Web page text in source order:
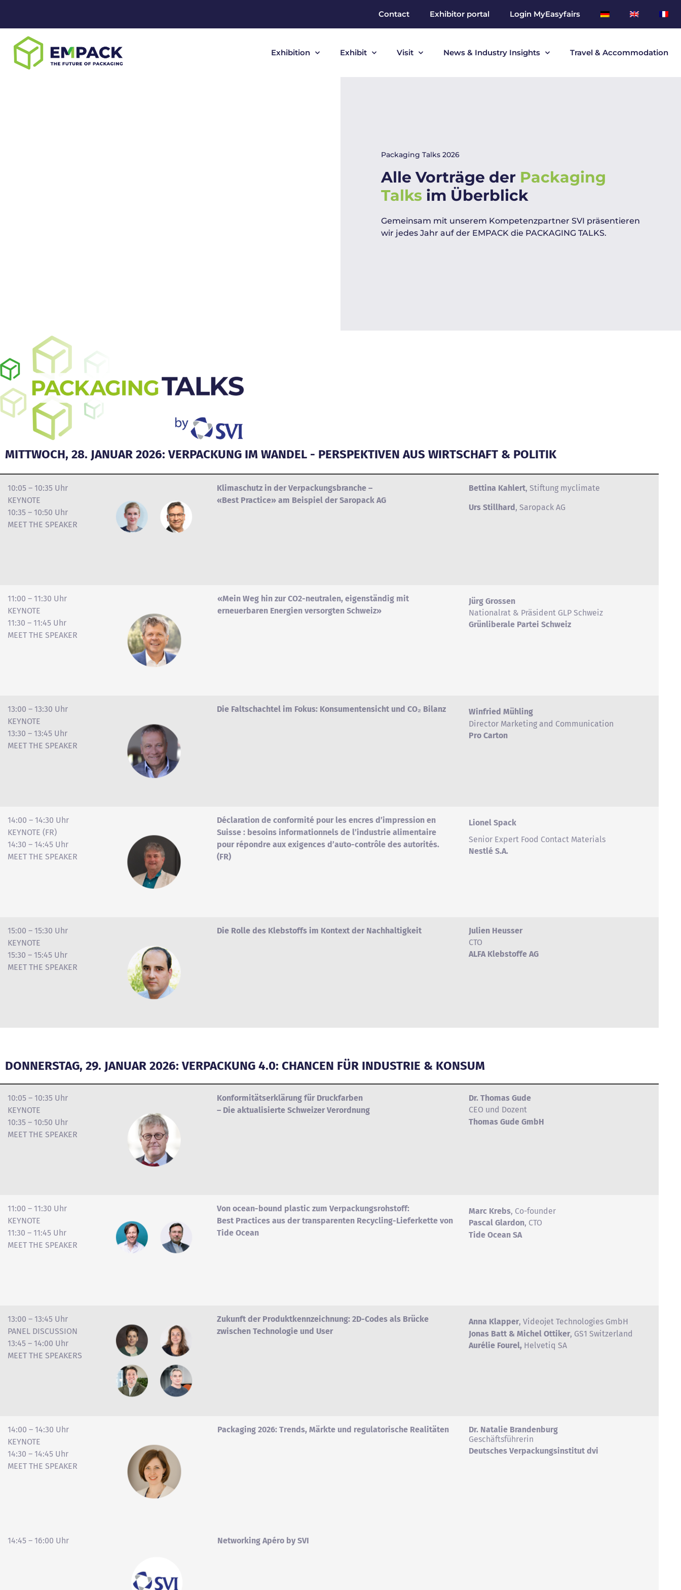
Contact Exhibitor portal Login MyEasyfairs
Exhibition Exhibit Visit News & Industry Insights Travel & Accommodation
Packaging Talks 2026
Alle Vorträge der Packaging
Talks im Überblick
Gemeinsam mit unserem Kompetenzpartner SVI präsentieren
wir jedes Jahr auf der EMPACK die PACKAGING TALKS.
MITTWOCH, 28. JANUAR 2026: VERPACKUNG IM WANDEL - PERSPEKTIVEN AUS WIRTSCHAFT & POLITIK
10:05 – 10:35 Uhr
KEYNOTE
10:35 – 10:50 Uhr
MEET THE SPEAKER
Klimaschutz in der Verpackungsbranche –
«Best Practice» am Beispiel der Saropack AG
Bettina Kahlert, Stiftung myclimate
Urs Stillhard, Saropack AG
11:00 – 11:30 Uhr
KEYNOTE
11:30 – 11:45 Uhr
MEET THE SPEAKER
«Mein Weg hin zur CO2-neutralen, eigenständig mit
erneuerbaren Energien versorgten Schweiz»
Jürg Grossen
Nationalrat & Präsident GLP Schweiz
Grünliberale Partei Schweiz
13:00 – 13:30 Uhr
KEYNOTE
13:30 – 13:45 Uhr
MEET THE SPEAKER
Die Faltschachtel im Fokus: Konsumentensicht und CO₂ Bilanz
Winfried Mühling
Director Marketing and Communication
Pro Carton
14:00 – 14:30 Uhr
KEYNOTE (FR)
14:30 – 14:45 Uhr
MEET THE SPEAKER
Déclaration de conformité pour les encres d’impression en
Suisse : besoins informationnels de l’industrie alimentaire
pour répondre aux exigences d’auto-contrôle des autorités.
(FR)
Lionel Spack
Senior Expert Food Contact Materials
Nestlé S.A.
15:00 – 15:30 Uhr
KEYNOTE
15:30 – 15:45 Uhr
MEET THE SPEAKER
Die Rolle des Klebstoffs im Kontext der Nachhaltigkeit
Julien Heusser
CTO
ALFA Klebstoffe AG
DONNERSTAG, 29. JANUAR 2026: VERPACKUNG 4.0: CHANCEN FÜR INDUSTRIE & KONSUM
10:05 – 10:35 Uhr
KEYNOTE
10:35 – 10:50 Uhr
MEET THE SPEAKER
Konformitätserklärung für Druckfarben
– Die aktualisierte Schweizer Verordnung
Dr. Thomas Gude
CEO und Dozent
Thomas Gude GmbH
11:00 – 11:30 Uhr
KEYNOTE
11:30 – 11:45 Uhr
MEET THE SPEAKER
Von ocean-bound plastic zum Verpackungsrohstoff:
Best Practices aus der transparenten Recycling-Lieferkette von
Tide Ocean
Marc Krebs, Co-founder
Pascal Glardon, CTO
Tide Ocean SA
13:00 – 13:45 Uhr
PANEL DISCUSSION
13:45 – 14:00 Uhr
MEET THE SPEAKERS
Zukunft der Produktkennzeichnung: 2D-Codes als Brücke
zwischen Technologie und User
Anna Klapper, Videojet Technologies GmbH
Jonas Batt & Michel Ottiker, GS1 Switzerland
Aurélie Fourel, Helvetiq SA
14:00 – 14:30 Uhr
KEYNOTE
14:30 – 14:45 Uhr
MEET THE SPEAKER
Packaging 2026: Trends, Märkte und regulatorische Realitäten
Dr. Natalie Brandenburg
Geschäftsführerin
Deutsches Verpackungsinstitut dvi
14:45 – 16:00 Uhr Networking Apéro by SVI